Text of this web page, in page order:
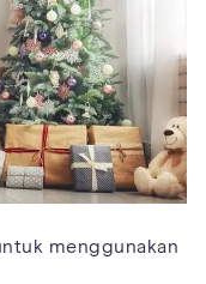
menggunakan